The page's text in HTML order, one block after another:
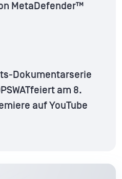
MetaDefender™
Dokumentarserie
am 8.
auf YouTube